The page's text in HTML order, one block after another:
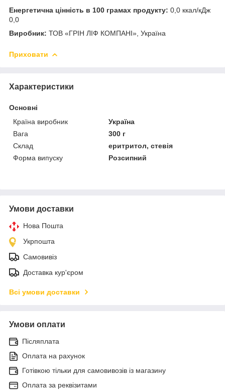
Енергетична цінність в 100 грамах продукту: 0,0 ккал/кДж
0,0
Виробник: ТОВ «ГРІН ЛІФ КОМПАНІ», Україна
Приховати
Характеристики
Основні
Країна виробник
Україна
Вага
300 г
Склад
еритритол, стевія
Форма випуску
Розсипний
Умови доставки
Нова Пошта
Укрпошта
Самовивіз
Доставка кур'єром
Всі умови доставки
Умови оплати
Післяплата
Оплата на рахунок
Готівкою тільки для самовивозів із магазину
Оплата за реквізитами